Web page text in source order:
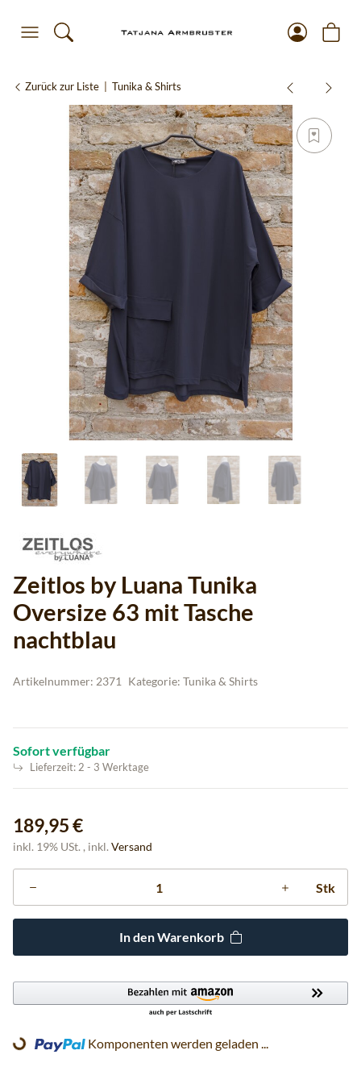
Zurück zur Liste Tunika & Shirts
Zeitlos by Luana Tunika
Oversize 63 mit Tasche
nachtblau
Artikelnummer: 2371 Kategorie: Tunika & Shirts
Sofort verfügbar
Lieferzeit: 2 - 3 Werktage
189,95 €
inkl. 19% USt. , inkl. Versand
Stk
In den Warenkorb
Loading... Komponenten werden geladen ...